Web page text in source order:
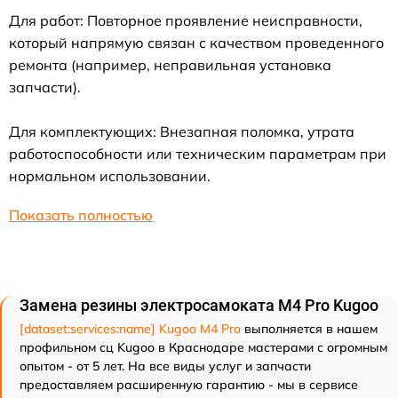
Для работ: Повторное проявление неисправности,
который напрямую связан с качеством проведенного
ремонта (например, неправильная установка
запчасти).
Для комплектующих: Внезапная поломка, утрата
работоспособности или техническим параметрам при
нормальном использовании.
Показать полностью
Замена резины электросамоката M4 Pro Kugoo
[dataset:services:name] Kugoo M4 Pro выполняется в нашем
профильном сц Kugoo в Краснодаре мастерами с огромным
опытом - от 5 лет. На все виды услуг и запчасти
предоставляем расширенную гарантию - мы в сервисе